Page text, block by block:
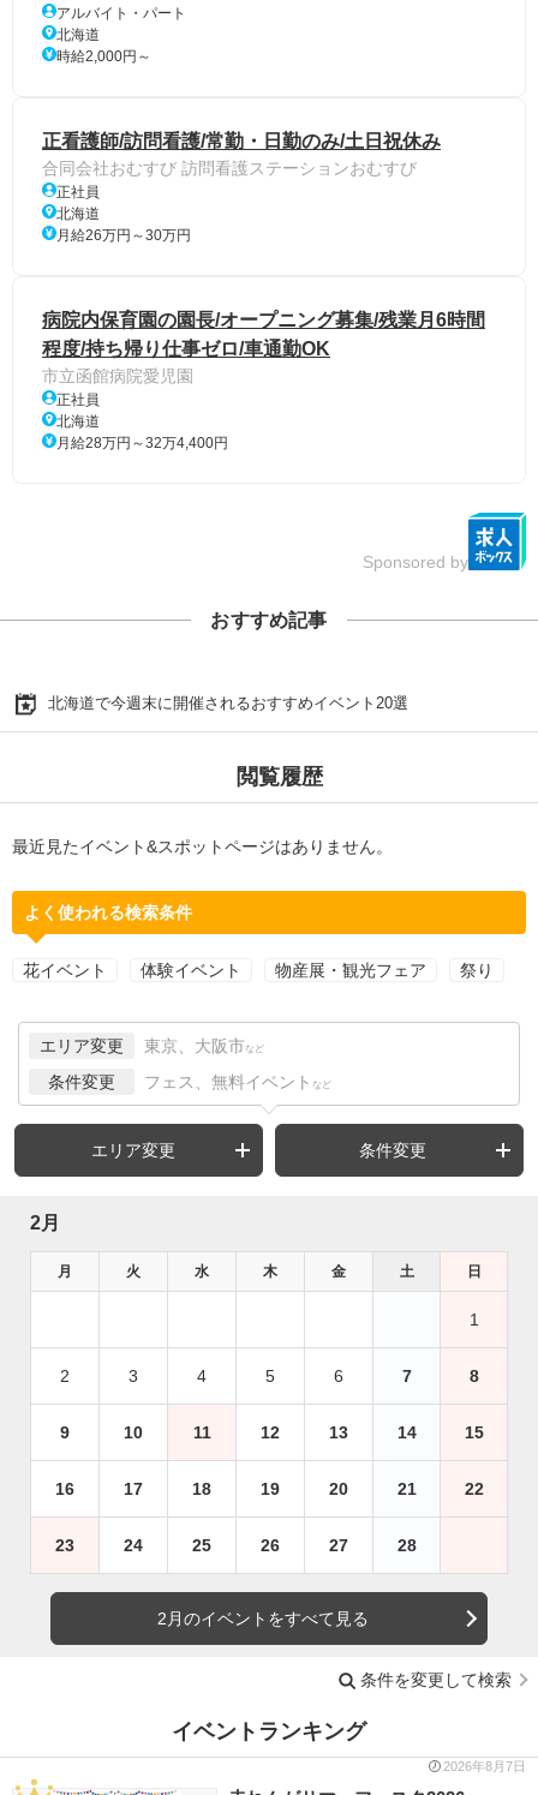
アルバイト・パート
北海道
時給2,000円～
正看護師/訪問看護/常勤・日勤のみ/土日祝休み
合同会社おむすび 訪問看護ステーションおむすび
正社員
北海道
月給26万円～30万円
病院内保育園の園長/オープニング募集/残業月6時間
程度/持ち帰り仕事ゼロ/車通勤OK
市立函館病院愛児園
正社員
北海道
月給28万円～32万4,400円
Sponsored by
おすすめ記事
北海道で今週末に開催されるおすすめイベント20選
閲覧履歴
最近見たイベント&スポットページはありません。
よく使われる検索条件
花イベント 体験イベント 物産展・観光フェア 祭り
エリア変更 東京、大阪市 など
条件変更 フェス、無料イベント など
エリア変更 条件変更
2月
月 火 水 木 金 土 日
1
2 3 4 5 6 7 8
9 10 11 12 13 14 15
16 17 18 19 20 21 22
23 24 25 26 27 28
2月のイベントをすべて見る
条件を変更して検索
イベントランキング
2026年8月7日